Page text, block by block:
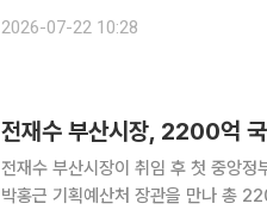
업계에 알려진 것은 영남권 최대 대리
2026-07-22 10:28
전재수 부산시장이 취임 후 첫 중앙
박홍근 기획예산처 장관을 만나 총